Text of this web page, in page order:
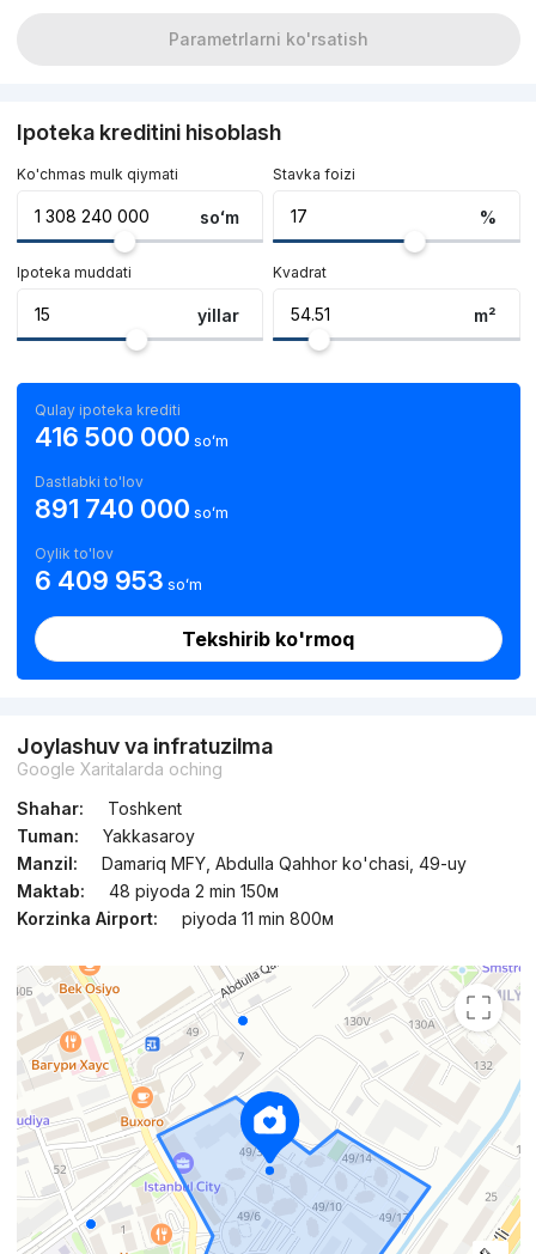
Parametrlarni ko'rsatish
Ipoteka kreditini hisoblash
Ko'chmas mulk qiymati
soʻm
Ipoteka muddati
yillar
Stavka foizi
%
Kvadrat
m²
Qulay ipoteka krediti
416 500 000 soʻm
Dastlabki to'lov
891 740 000 soʻm
Oylik to'lov
6 409 953 soʻm
Tekshirib ko'rmoq
Joylashuv va infratuzilma
Google Xaritalarda oching
Shahar:
Toshkent
Tuman:
Yakkasaroy
Manzil:
Damariq MFY, Abdulla Qahhor ko'chasi, 49-uy
Maktab:
48 piyoda 2 min 150м
Korzinka Airport:
piyoda 11 min 800м